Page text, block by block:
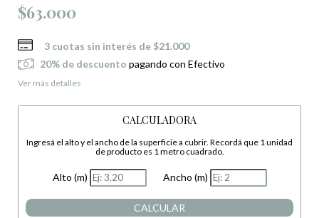
$63.000
3 cuotas sin interés de $21.000
20% de descuento pagando con Efectivo
Ver más detalles
CALCULADORA
Ingresá el alto y el ancho de la superficie a cubrir. Recordá que 1 unidad
de producto es 1 metro cuadrado.
Alto (m) Ancho (m)
CALCULAR